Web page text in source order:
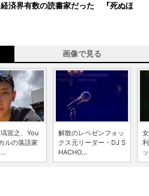
済界有数の読書家だった 『死ぬほ
画像で見る
宣之、You
ルの落語家
解散のレペゼンフォッ
クス元リーダー・DJ S
HACHO...